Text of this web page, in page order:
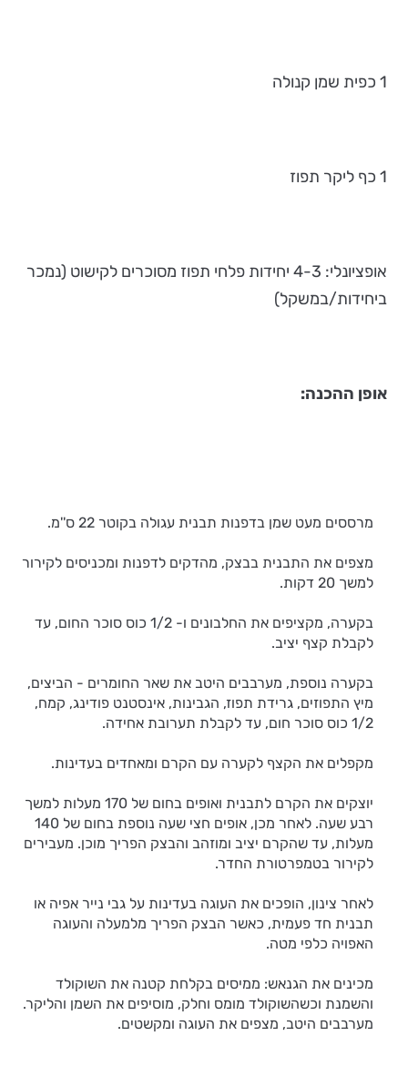
1 כפית שמן קנולה
1 כף ליקר תפוז
אופציונלי: 4-3 יחידות פלחי תפוז מסוכרים לקישוט (נמכר
ביחידות/במשקל)
אופן ההכנה:
מרססים מעט שמן בדפנות תבנית עגולה בקוטר 22 ס''מ.
מצפים את התבנית בבצק, מהדקים לדפנות ומכניסים לקירור
למשך 20 דקות.
בקערה, מקציפים את החלבונים ו- 1/2 כוס סוכר החום, עד
לקבלת קצף יציב.
בקערה נוספת, מערבבים היטב את שאר החומרים - הביצים,
מיץ התפוזים, גרידת תפוז, הגבינות, אינסטנט פודינג, קמח,
1/2 כוס סוכר חום, עד לקבלת תערובת אחידה.
מקפלים את הקצף לקערה עם הקרם ומאחדים בעדינות.
יוצקים את הקרם לתבנית ואופים בחום של 170 מעלות למשך
רבע שעה. לאחר מכן, אופים חצי שעה נוספת בחום של 140
מעלות, עד שהקרם יציב ומוזהב והבצק הפריך מוכן. מעבירים
לקירור בטמפרטורת החדר.
לאחר צינון, הופכים את העוגה בעדינות על גבי נייר אפיה או
תבנית חד פעמית, כאשר הבצק הפריך מלמעלה והעוגה
האפויה כלפי מטה.
מכינים את הגנאש: ממיסים בקלחת קטנה את השוקולד
והשמנת וכשהשוקולד מומס וחלק, מוסיפים את השמן והליקר.
מערבבים היטב, מצפים את העוגה ומקשטים.